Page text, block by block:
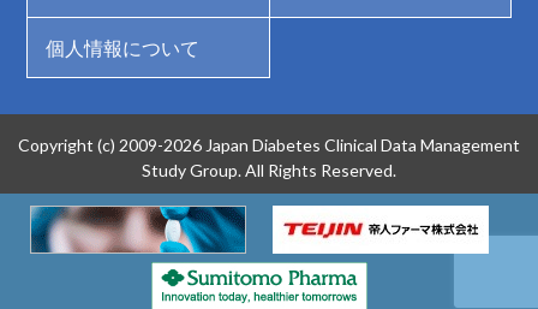
個人情報について
Copyright (c) 2009-2026 Japan Diabetes Clinical Data Management
Study Group. All Rights Reserved.